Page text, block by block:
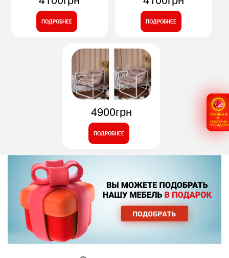
ПОДРОБНЕЕ ПОДРОБНЕЕ
4900грн
ПОДРОБНЕЕ
ПОЙМАЙ
И
ПОЛУЧИ
СКИДКУ!